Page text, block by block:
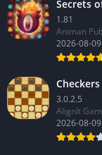
Secrets
1.81
Animan
2026-08-09
3.0.2.5
AlignIt
2026-08-09